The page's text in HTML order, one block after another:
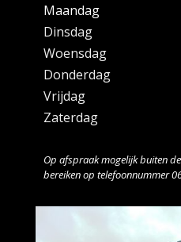
Maandag
Dinsdag
Woensdag
Donderdag
Vrijdag
Zaterdag
Op afspraak mogelijk buiten
bereiken op telefoonnummer